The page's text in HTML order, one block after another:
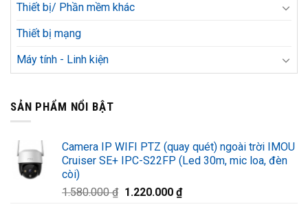
Thiết bị/ Phần mềm khác
Thiết bị mạng
Máy tính - Linh kiện
SẢN PHẨM NỔI BẬT
Camera IP WIFI PTZ (quay quét) ngoài trời IMOU
Cruiser SE+ IPC-S22FP (Led 30m, mic loa, đèn
còi)
1.580.000₫ Giá
1.220.000 ₫Giá